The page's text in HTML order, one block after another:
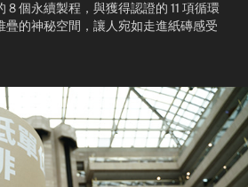
8 個永續製程，與獲得認證的 11 項循環
疊的神秘空間，讓人宛如走進紙磚感受